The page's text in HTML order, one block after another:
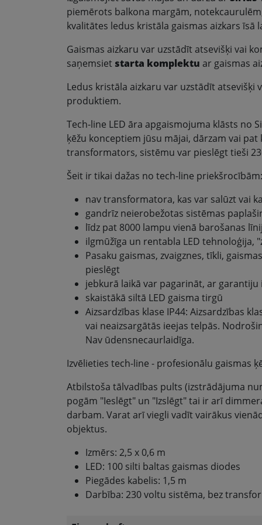
piemērots balkona margām,
kvalitātes ledus kristāla gaismas aizkars
Gaismas aizkaru var uzstādīt atsevišķi vai
saņemsiet starta komplektu ar gaismas
Ledus kristāla aizkaru var uzstādīt
produktiem.
Tech-line LED āra apgaismojuma klāsts no
ķēžu konceptiem jūsu mājai, dārzam vai
transformators, sistēmu var pieslēgt tieši
Šeit ir tikai dažas no tech-line priekšrocībām:
nav transformatora, kas var salūzt vai
gandrīz neierobežotas sistēmas
līdz pat 8000 lampu vienā barošanas
ilgmūžīga un rentabla LED tehnoloģija,
Pasaku gaismas, zvaigznes, tīkli,
pieslēgt
jebkurā laikā var pagarināt, ar
skaistākā siltā LED gaisma tirgū
Aizsardzības klase IP44: Aizsardzības
vai neaizsargātās ieejas telpās.
Nav ūdensnecaurlaidīga.
Izvēlieties tech-line - profesionālu gaismas
Atbilstoša tālvadības pults (izstrādājuma
pogām "Ieslēgt" un "Izslēgt" tai ir arī
darbam. Varat arī viegli vadīt vairākus
objektus.
Izmērs: 2,5 x 0,6 m
LED: 100 silti baltas gaismas diodes
Piegādes kabelis: 1,5 m
Darbība: 230 voltu sistēma, bez